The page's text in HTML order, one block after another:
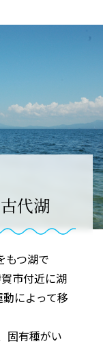
代湖
もつ湖で
市付近に湖
によって移
固有種がい